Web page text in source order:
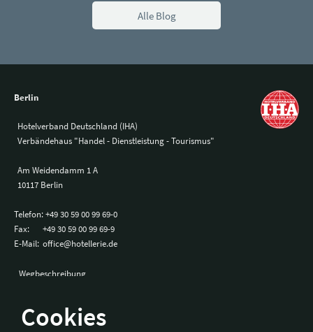
Cookies
Alle Blog
Berlin
Hotelverband Deutschland (IHA)
Verbändehaus "Handel - Dienstleistung - Tourismus"
Am Weidendamm 1 A
10117 Berlin
Telefon:+49 30 59 00 99 69-0
Fax:
+49 30 59 00 99 69-9
E-Mail: office@hotellerie.de
Wegbeschreibung